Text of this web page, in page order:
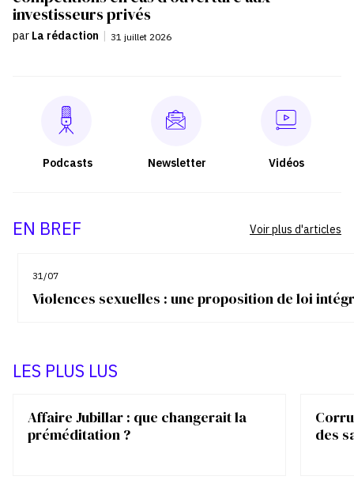
investisseurs privés
par La rédaction | 31 juillet 2026
Podcasts Newsletter Vidéos
EN BREF
31/07
Violences sexuelles : une proposition de loi
Voir plus d'articles
LES PLUS LUS
Affaire Jubillar : que changerait la
préméditation ?
des